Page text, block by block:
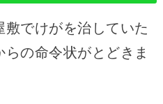
でけがを治していた
の命令状がとどきま